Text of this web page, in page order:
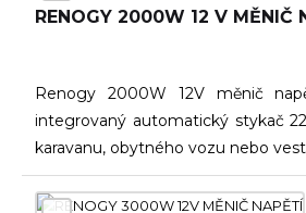
RENOGY 2000W 12 V MĚNIČ
Renogy 2000W 12V měnič
integrovaný automatický stykač
karavanu, obytného vozu nebo